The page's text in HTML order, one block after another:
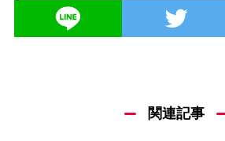
関連記事